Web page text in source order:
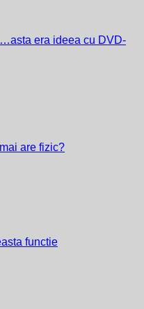
era ideea cu DVD-
are fizic?
functie